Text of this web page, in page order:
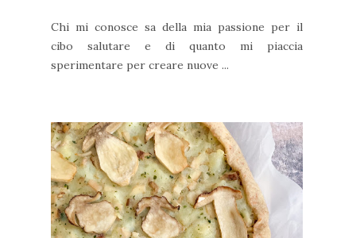
Chi mi conosce sa della mia passione per il
cibo salutare e di quanto mi piaccia
sperimentare per creare nuove ...